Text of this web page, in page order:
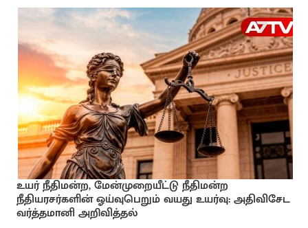
உயர் நீதிமன்ற, மேன்முறையீட்டு நீதிமன்ற
நீதியரசர்களின் ஓய்வுபெறும் வயது உயர்வு: அதிவிசேட
வர்த்தமானி அறிவித்தல்